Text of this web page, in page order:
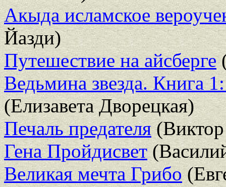
Акыда исламское
Йазди)
Путешествие на айсберге
Ведьмина звезда. Книга
(Елизавета Дворецкая)
Печаль предателя
Гена Пройдисвет
Великая мечта Грибо